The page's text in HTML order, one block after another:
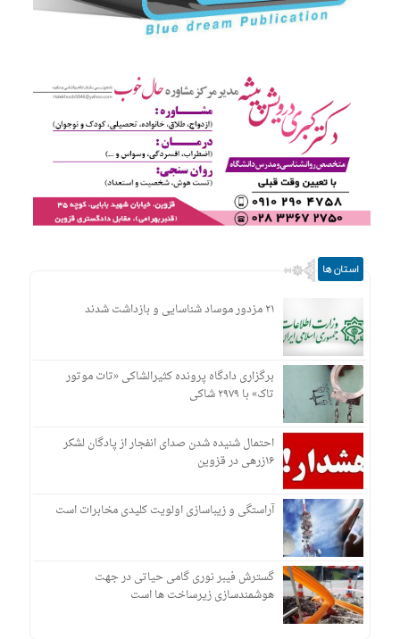
استان ها
۲۱ مزدور موساد شناسایی و بازداشت شدند
برگزاری دادگاه پرونده کثیرالشاکی «تات موتور
تاک» با ۲۹۷۹ شاکی
احتمال شنیده شدن صدای انفجار از پادگان لشکر
۱۶زرهی در قزوین
آراستگی و زیباسازی اولویت کلیدی مخابرات است
گسترش فیبر نوری گامی حیاتی در جهت
هوشمندسازی زیرساخت ها است